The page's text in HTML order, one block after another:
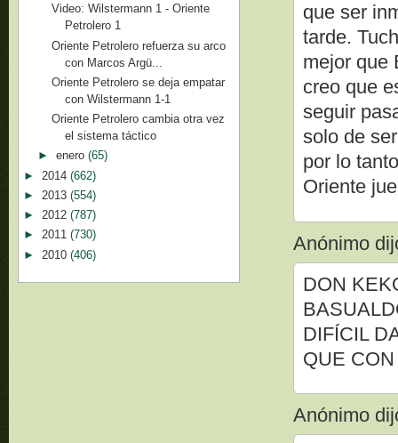
que ser
tarde.
mejor que
creo que
seguir
solo de
por lo
Oriente
Anónimo
DON
DIFÍCIL
QUE
Anónimo
Video: Wilstermann 1 - Oriente
Petrolero 1
Oriente Petrolero refuerza su arco
con Marcos Argü...
Oriente Petrolero se deja empatar
con Wilstermann 1-1
Oriente Petrolero cambia otra vez
el sistema táctico
► enero (65)
► 2014 (662)
► 2013 (554)
► 2012 (787)
► 2011 (730)
► 2010 (406)